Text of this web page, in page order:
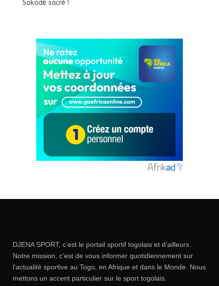
Sokodé sacré !
DJENA SPORT, c’est le portail sportif togolais et d’ailleurs.
Notre mission, c’est de vous informer quotidiennement sur
l’actualité sportive au Togo, en Afrique et dans le Monde. Nous
mettons un accent particulier sur le sport togolais.